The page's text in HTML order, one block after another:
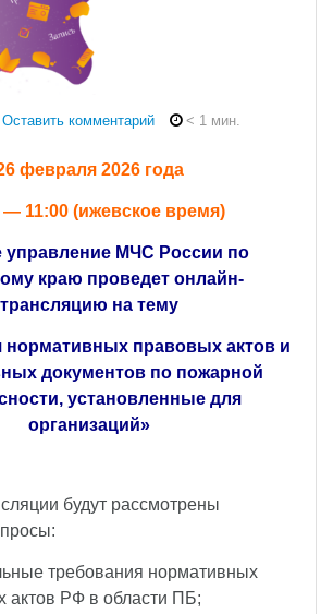
Оставить комментарий
< 1 мин.
февраля 2026 года
— 11:00 (ижевское время)
управление МЧС России по
краю проведет онлайн-
трансляцию на тему
нормативных правовых актов и
документов по пожарной
установленные для
организаций»
будут рассмотрены
требования нормативных
актов РФ в области ПБ;